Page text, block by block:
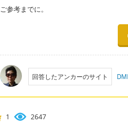
ご参考までに。
回答したアンカーのサイト
1 2647